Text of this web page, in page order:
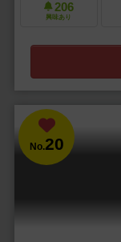
206
興味あり
No.20